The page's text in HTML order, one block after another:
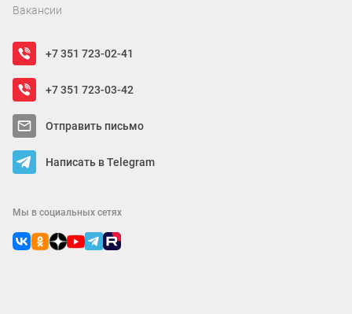
Вакансии
+7 351 723-02-41
+7 351 723-03-42
Отправить письмо
Написать в Telegram
Мы в социальных сетях